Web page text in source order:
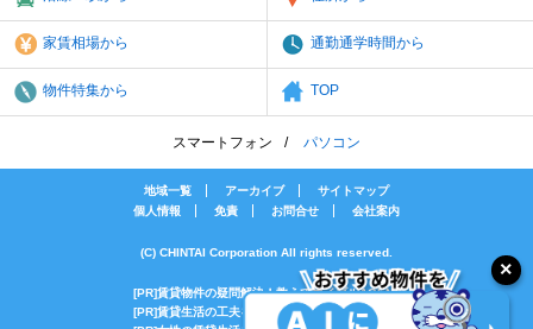
家賃相場から 通勤通学時間から
物件特集から TOP
スマートフォン パソコン
地域一覧 アーカイブ
サイトマップ
個人情報
免責 お問合せ 会社案内
(C) CHINTAI Corporation All rights reserved.
[PR]賃貸物件の疑問解決！教えてエイブルAGENT
[PR]賃貸生活の工夫を紹介！CHINTAI情報局